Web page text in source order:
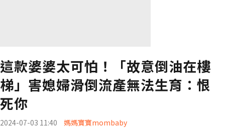
這款婆婆太可怕！「故意倒油在樓
梯」害媳婦滑倒流產無法生育：恨
死你
2024-07-03 11:40 媽媽寶寶mombaby